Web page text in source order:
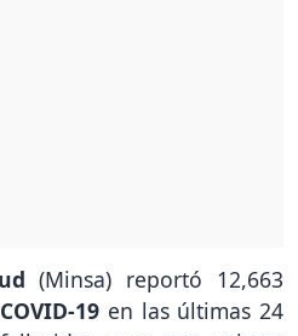
(Minsa) reportó 12,663
COVID-19 en las últimas 24